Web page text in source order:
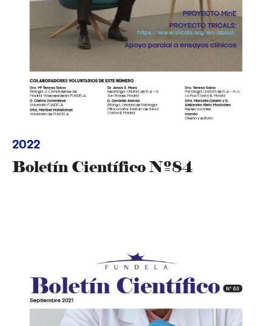
2022
Boletín Científico Nº84